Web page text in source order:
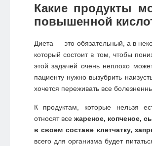
Какие продукты
повышенной
Диета — это обязательный, а в
который состоит в том, чтобы
этой задачей очень неплохо
пациенту нужно вызубрить
хочется переживать все
К продуктам, которые нельзя
относят все жареное, копченое,
в своем составе клетчатку,
всего для организма будет